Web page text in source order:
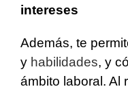
intereses
Además, te
y habilidades, y
ámbito laboral. Al